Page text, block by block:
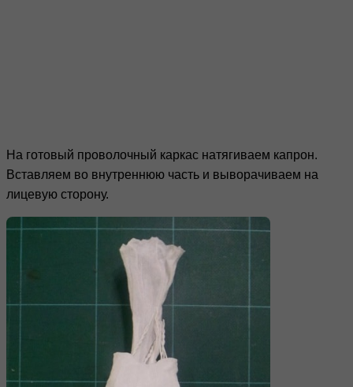
На готовый проволочный каркас натягиваем капрон.
Вставляем во внутреннюю часть и выворачиваем на
лицевую сторону.